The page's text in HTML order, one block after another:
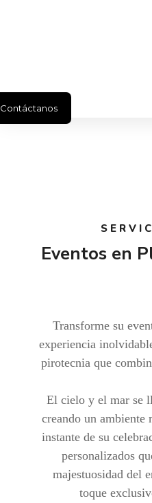
Contáctanos
Eventos en
Transforme su
experiencia
pirotecnia que
El cielo y el mar se
creando un ambiente
instante de su
personalizados
majestuosidad del
toque